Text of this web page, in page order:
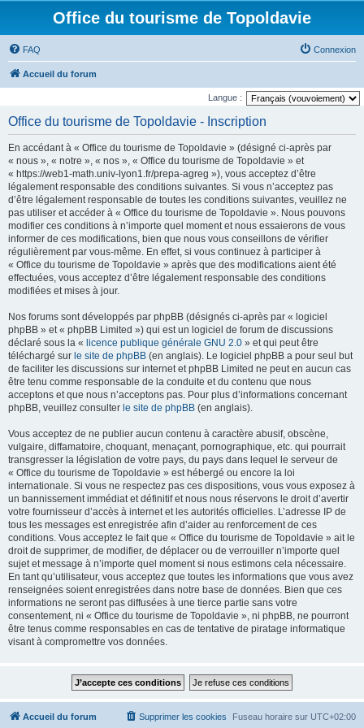
Office du tourisme de Topoldavie
FAQ Connexion
Accueil du forum
Langue :
Office du tourisme de Topoldavie - Inscription
En accédant à « Office du tourisme de Topoldavie » (désigné ci-après par
« nous », « notre », « nos », « Office du tourisme de Topoldavie » et
« https://web1-math.univ-lyon1.fr/prepa-agreg »), vous acceptez d’être
légalement responsable des conditions suivantes. Si vous n’acceptez pas
d’être légalement responsable de toutes les conditions suivantes, veuillez ne
pas utiliser et accéder à « Office du tourisme de Topoldavie ». Nous pouvons
modifier ces conditions à n’importe quel moment et nous essaierons de vous
informer de ces modifications, bien que nous vous conseillons de vérifier
régulièrement par vous-même. En effet, si vous continuez à participer à
« Office du tourisme de Topoldavie » après que des modifications aient été
effectuées, vous acceptez d’être légalement responsable des conditions
modifiées et mises à jour.
Nos forums sont développés par phpBB (désignés ci-après par « logiciel
phpBB » et « phpBB Limited ») qui est un logiciel de forum de discussions
déclaré sous la « licence publique générale GNU 2.0 » et qui peut être
téléchargé sur le site de phpBB (en anglais). Le logiciel phpBB a pour seul but
de faciliter les discussions sur internet et phpBB Limited ne peut en aucun cas
être tenu comme responsable de la conduite et du contenu que nous
acceptons et que nous n’acceptons pas. Pour plus d’informations concernant
phpBB, veuillez consulter le site de phpBB (en anglais).
Vous acceptez de ne publier aucun contenu à caractère abusif, obscène,
vulgaire, diffamatoire, choquant, menaçant, pornographique, etc. qui pourrait
transgresser la législation de votre pays, du pays dans lequel le serveur de
« Office du tourisme de Topoldavie » est hébergé ou encore la loi
internationale. Si vous ne respectez pas ces dispositions, vous vous exposez à
un bannissement immédiat et définitif et nous nous réservons le droit d’avertir
votre fournisseur d’accès à internet et les autorités officielles. L’adresse IP de
tous les messages est enregistrée afin d’aider au renforcement de ces
conditions. Vous acceptez le fait que « Office du tourisme de Topoldavie » ait le
droit de supprimer, de modifier, de déplacer ou de verrouiller n’importe quel
sujet et message à n’importe quel moment si nous estimons cela nécessaire.
En tant qu’utilisateur, vous acceptez que toutes les informations que vous avez
renseignées soient enregistrées dans notre base de données. Bien que ces
informations ne seront pas diffusées à une tierce partie sans votre
consentement, ni « Office du tourisme de Topoldavie », ni phpBB, ne pourront
être tenus comme responsables en cas de tentative de piratage informatique
visant à compromettre vos données.
Accueil du forum Fuseau horaire sur UTC+02:00
Supprimer les cookies